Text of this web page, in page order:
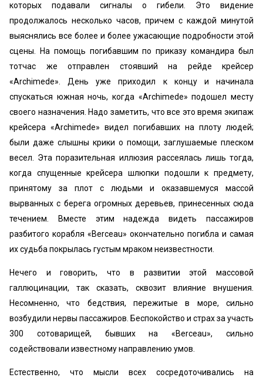
которых подавали сигналы о гибели. Это видение
продолжалось несколько часов, причем с каждой минутой
выяснялись все более и более ужасающие подробности этой
сцены. На помощь погибавшим по приказу командира был
тотчас же отправлен стоявший на рейде крейсер
«Archimedе». День уже приходил к концу и начинала
спускаться южная ночь, когда «Archimedе» подошел месту
своего назначения. Надо заметить, что все это время экипаж
крейсера «Archimedе» видел погибавших на плоту людей;
были даже слышны крики о помощи, заглушаемые плеском
весел. Эта поразительная иллюзия рассеялась лишь тогда,
когда спущенные крейсера шлюпки подошли к предмету,
принятому за плот с людьми и оказавшемуся массой
вырванных с берега огромных деревьев, принесенных сюда
течением. Вместе этим надежда видеть пассажиров
разбитого корабля «Веrceau» окончательно погибла и самая
их судьба покрылась густым мраком неизвестности.
Нечего и говорить, что в развитии этой массовой
галлюцинации, так сказать, сквозит влияние внушения.
Несомненно, что бедствия, пережитые в море, сильно
возбудили нервы пассажиров. Беспокойство и страх за участь
300 сотоварищей, бывших на «Веrceau», сильно
содействовали известному направлению умов.
Естественно, что мысли всех сосредоточивались на